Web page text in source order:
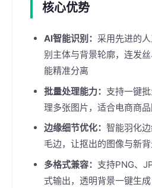
核心优势
AI智能识别： 采用先进的
别主体与背景轮廓，连发
能精准分离
批量处理能力： 支持一键
理多张图片，适合电商商
边缘细节优化： 智能羽化
毛边，让抠出的图像与新
多格式兼容： 支持PNG、
式输出，透明背景一键生